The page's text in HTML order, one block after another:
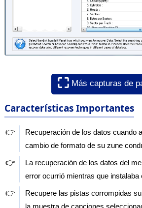
⛶ Más capturas de
Características Importantes
👉
Recuperación de los datos cuando
cambio de formato de su zune
👉
La recuperación de los datos del
error ocurrió mientras que instalaba
👉
Recupere las pistas corrompidas